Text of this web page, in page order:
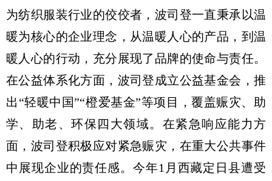
为纺织服装行业的佼佼者，波司登一直秉承以温
暖为核心的企业理念，从温暖人心的产品，到温
暖人心的行动，充分展现了品牌的使命与责任。
在公益体系化方面，波司登成立公益基金会，推
出“轻暖中国”“橙爱基金”等项目，覆盖赈灾、助
学、助老、环保四大领域。在紧急响应能力方
面，波司登积极应对紧急赈灾，在重大公共事件
中展现企业的责任感。今年1月西藏定日县遭受